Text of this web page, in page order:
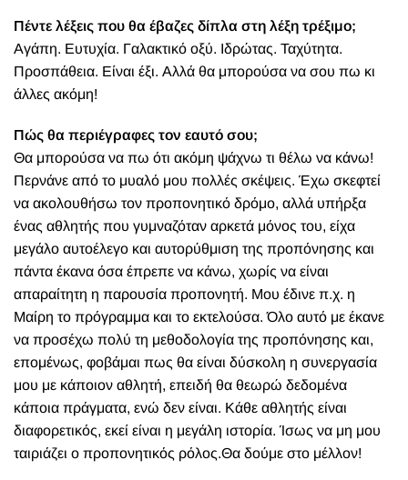
Πέντε λέξεις που θα έβαζες δίπλα στη λέξη τρέξιμο;
Αγάπη. Ευτυχία. Γαλακτικό οξύ. Ιδρώτας. Ταχύτητα.
Προσπάθεια. Είναι έξι. Αλλά θα μπορούσα να σου πω κι
άλλες ακόμη!
Πώς θα περιέγραφες τον εαυτό σου;
Θα μπορούσα να πω ότι ακόμη ψάχνω τι θέλω να κάνω!
Περνάνε από το μυαλό μου πολλές σκέψεις. Έχω σκεφτεί
να ακολουθήσω τον προπονητικό δρόμο, αλλά υπήρξα
ένας αθλητής που γυμναζόταν αρκετά μόνος του, είχα
μεγάλο αυτοέλεγο και αυτορύθμιση της προπόνησης και
πάντα έκανα όσα έπρεπε να κάνω, χωρίς να είναι
απαραίτητη η παρουσία προπονητή. Μου έδινε π.χ. η
Μαίρη το πρόγραμμα και το εκτελούσα. Όλο αυτό με έκανε
να προσέχω πολύ τη μεθοδολογία της προπόνησης και,
επομένως, φοβάμαι πως θα είναι δύσκολη η συνεργασία
μου με κάποιον αθλητή, επειδή θα θεωρώ δεδομένα
κάποια πράγματα, ενώ δεν είναι. Κάθε αθλητής είναι
διαφορετικός, εκεί είναι η μεγάλη ιστορία. Ίσως να μη μου
ταιριάζει ο προπονητικός ρόλος.Θα δούμε στο μέλλον!